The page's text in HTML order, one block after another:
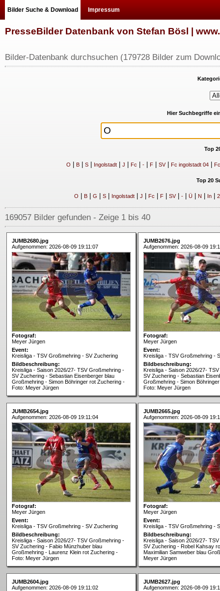
Bilder Suche & Download Impressum
PresseBilder Datenbank von Stefan Bösl |
Bilder-Datenbank durchsuchen (179728 Bilder zum
Hier Suchbegriffe
Top
O B| S| Ingolstadt| J Fc -| F| SV| Fc ingolstadt 04|
Top 20
O B| G S| Ingolstadt| J Fc F| SV| -| Ü| N In| 2
169057 Bilder gefunden - Zeige 1 bis 40
JUMB2680.jpg
Aufgenommen: 2026-08-09 19:11:07
Fotograf:
Meyer Jürgen
Event:
Kreisliga - TSV Großmehring - SV Zuchering
Bildbeschreibung:
Kreisliga - Saison 2026/27- TSV Großmehring -
SV Zuchering - Sebastian Eisenberger blau
Großmehring - Simon Böhringer rot Zuchering -
Foto: Meyer Jürgen
JUMB2676.jpg
Aufgenommen: 2026-08-09
Fotograf:
Meyer Jürgen
Event:
Kreisliga - TSV Großmehring -
Bildbeschreibung:
Kreisliga - Saison 2026/27-
SV Zuchering - Sebastian
Großmehring - Simon
Foto: Meyer Jürgen
JUMB2654.jpg
Aufgenommen: 2026-08-09 19:11:04
Fotograf:
Meyer Jürgen
Event:
Kreisliga - TSV Großmehring - SV Zuchering
Bildbeschreibung:
Kreisliga - Saison 2026/27- TSV Großmehring -
SV Zuchering - Fabio Münzhuber blau
Großmehring - Laurenz Klein rot Zuchering -
Foto: Meyer Jürgen
JUMB2665.jpg
Aufgenommen: 2026-08-09
Fotograf:
Meyer Jürgen
Event:
Kreisliga - TSV Großmehring -
Bildbeschreibung:
Kreisliga - Saison 2026/27-
SV Zuchering - Robel Kahsay
Maximilian Samweber blau
Meyer Jürgen
JUMB2604.jpg
Aufgenommen: 2026-08-09 19:11:02
JUMB2627.jpg
Aufgenommen: 2026-08-09